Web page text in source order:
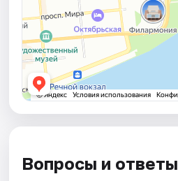
Вопросы и ответы